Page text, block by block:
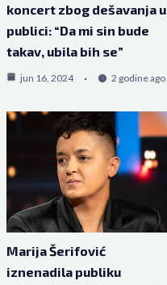
koncert zbog dešavanja u
publici: “Da mi sin bude
takav, ubila bih se”
jun 16, 2024 2 godine ago
Marija Šerifović
iznenadila publiku